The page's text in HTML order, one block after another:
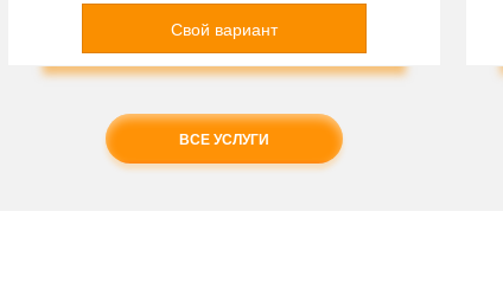
Свой вариант
ВСЕ УСЛУГИ